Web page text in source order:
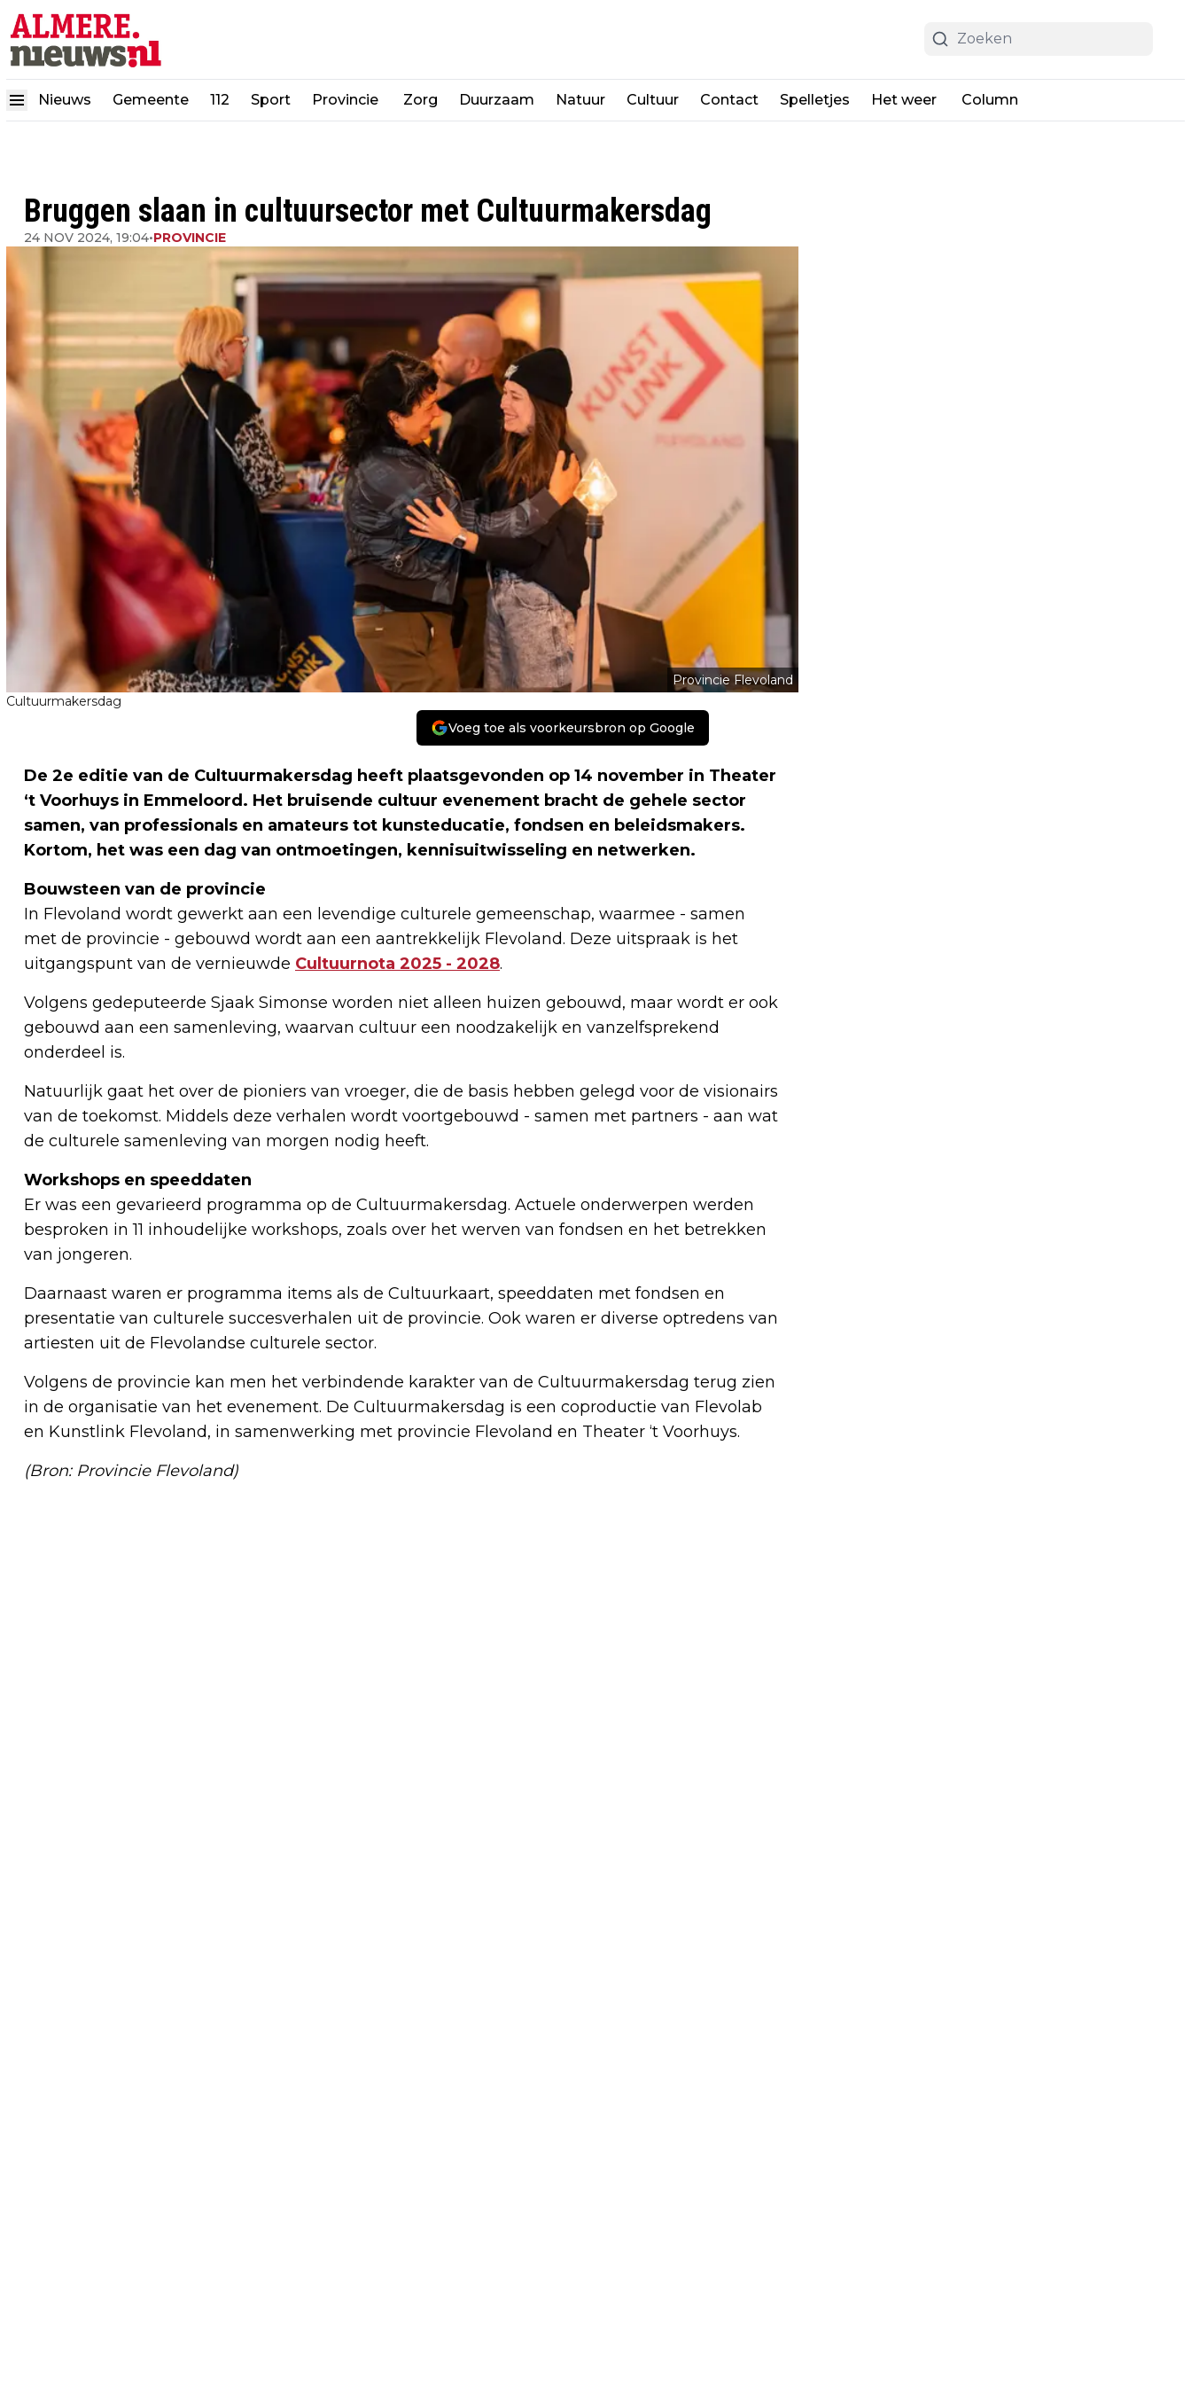
Nieuws Gemeente 112 Sport Provincie Zorg Duurzaam Natuur Cultuur Contact Spelletjes Het weer Column
Bruggen slaan in cultuursector met Cultuurmakersdag
24 NOV 2024, 19:04•PROVINCIE
Provincie Flevoland
Cultuurmakersdag
Voeg toe als voorkeursbron op Google
De 2e editie van de Cultuurmakersdag heeft plaatsgevonden op 14 november in Theater
‘t Voorhuys in Emmeloord. Het bruisende cultuur evenement bracht de gehele sector
samen, van professionals en amateurs tot kunsteducatie, fondsen en beleidsmakers.
Kortom, het was een dag van ontmoetingen, kennisuitwisseling en netwerken.
Bouwsteen van de provincie
In Flevoland wordt gewerkt aan een levendige culturele gemeenschap, waarmee - samen
met de provincie - gebouwd wordt aan een aantrekkelijk Flevoland. Deze uitspraak is het
uitgangspunt van de vernieuwde Cultuurnota 2025 - 2028.
Volgens gedeputeerde Sjaak Simonse worden niet alleen huizen gebouwd, maar wordt er ook
gebouwd aan een samenleving, waarvan cultuur een noodzakelijk en vanzelfsprekend
onderdeel is.
Natuurlijk gaat het over de pioniers van vroeger, die de basis hebben gelegd voor de visionairs
van de toekomst. Middels deze verhalen wordt voortgebouwd - samen met partners - aan wat
de culturele samenleving van morgen nodig heeft.
Workshops en speeddaten
Er was een gevarieerd programma op de Cultuurmakersdag. Actuele onderwerpen werden
besproken in 11 inhoudelijke workshops, zoals over het werven van fondsen en het betrekken
van jongeren.
Daarnaast waren er programma items als de Cultuurkaart, speeddaten met fondsen en
presentatie van culturele succesverhalen uit de provincie. Ook waren er diverse optredens van
artiesten uit de Flevolandse culturele sector.
Volgens de provincie kan men het verbindende karakter van de Cultuurmakersdag terug zien
in de organisatie van het evenement. De Cultuurmakersdag is een coproductie van Flevolab
en Kunstlink Flevoland, in samenwerking met provincie Flevoland en Theater ‘t Voorhuys.
(Bron: Provincie Flevoland)